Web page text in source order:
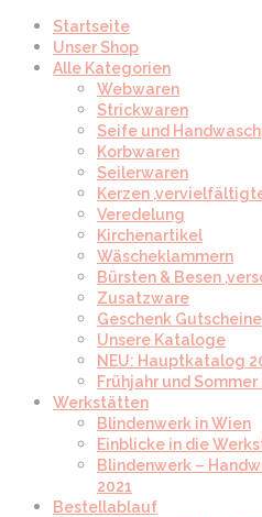
Startseite
Unser Shop
Alle Kategorien
Webwaren
Strickwaren
Seife und
Korbwaren
Seilerwaren
Kerzen
Veredelung
Kirchenartikel
Wäscheklammern
Bürsten & Besen
Zusatzware
Geschenk Gutscheine
Unsere Kataloge
NEU: Hauptkatalog
Frühjahr und Sommer
Werkstätten
Blindenwerk in Wien
Einblicke in die
Blindenwerk –
2021
Bestellablauf